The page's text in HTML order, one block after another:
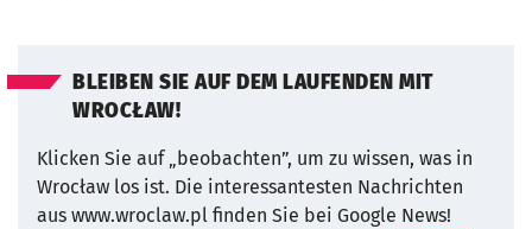
BLEIBEN SIE AUF DEM LAUFENDEN MIT
WROCŁAW!
Klicken Sie auf „beobachten”, um zu wissen, was in
Wrocław los ist. Die interessantesten Nachrichten
aus www.wroclaw.pl finden Sie bei Google News!